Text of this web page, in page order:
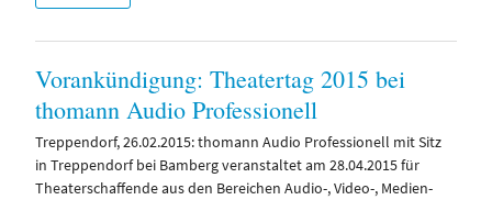
Vorankündigung: Theatertag 2015 bei
thomann Audio Professionell
Treppendorf, 26.02.2015: thomann Audio Professionell mit Sitz
in Treppendorf bei Bamberg veranstaltet am 28.04.2015 für
Theaterschaffende aus den Bereichen Audio-, Video-, Medien-